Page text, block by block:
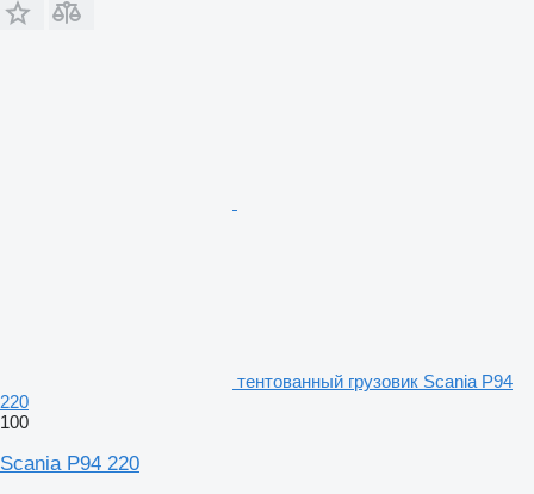
тентованный грузовик Scania P94
220
100
Scania P94 220